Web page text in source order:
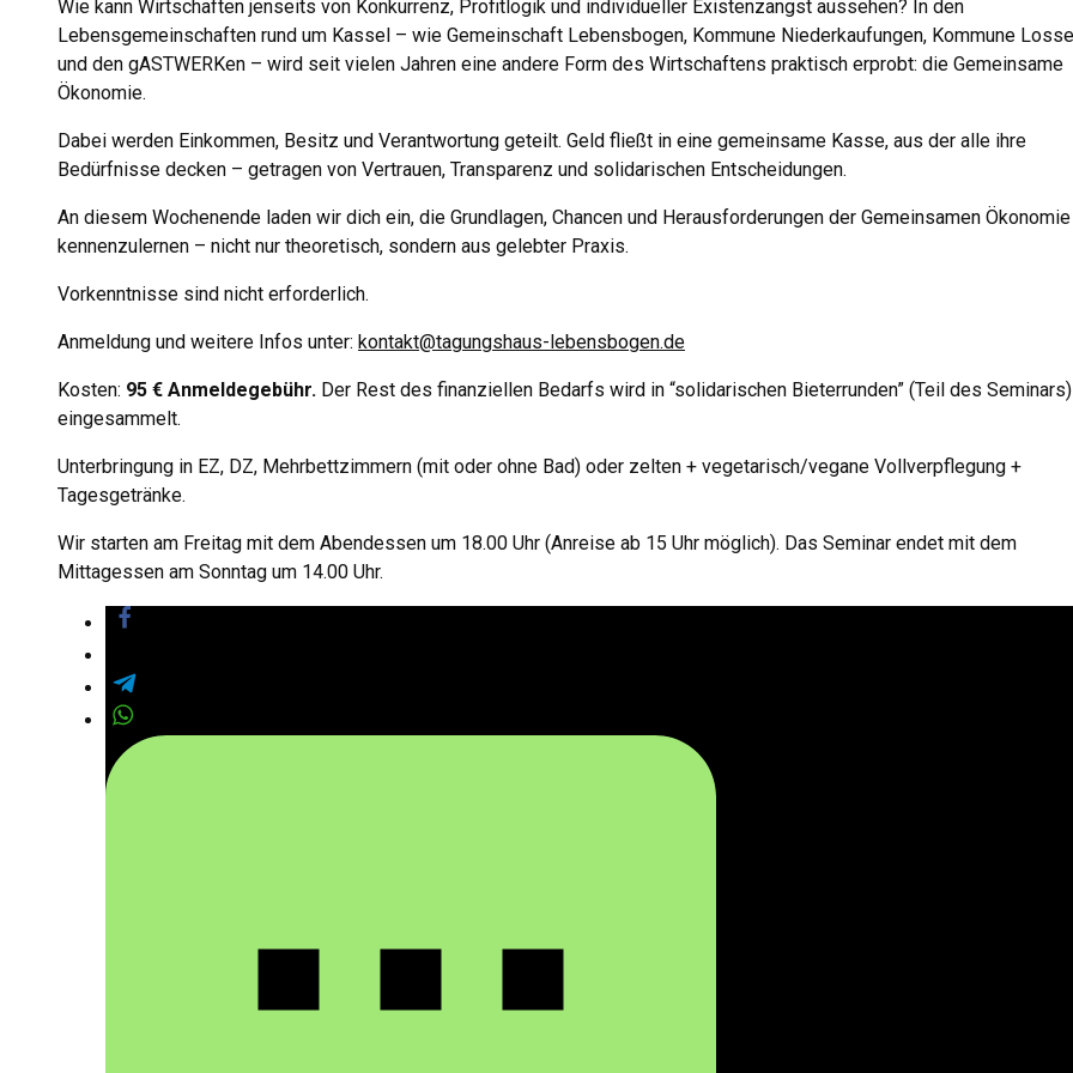
Wie kann Wirtschaften jenseits von Konkurrenz, Profitlogik und individueller Existenzangst aussehen? In den
Lebensgemeinschaften rund um Kassel – wie Gemeinschaft Lebensbogen, Kommune Niederkaufungen, Kommune
und den gASTWERKen – wird seit vielen Jahren eine andere Form des Wirtschaftens praktisch erprobt: die Gemeinsame
Ökonomie.
Dabei werden Einkommen, Besitz und Verantwortung geteilt. Geld fließt in eine gemeinsame Kasse, aus der alle ihre
Bedürfnisse decken – getragen von Vertrauen, Transparenz und solidarischen Entscheidungen.
An diesem Wochenende laden wir dich ein, die Grundlagen, Chancen und Herausforderungen der Gemeinsamen Ökonomie
kennenzulernen – nicht nur theoretisch, sondern aus gelebter Praxis.
Vorkenntnisse sind nicht erforderlich.
Anmeldung und weitere Infos unter: kontakt@tagungshaus-lebensbogen.de
Kosten: 95 € Anmeldegebühr. Der Rest des finanziellen Bedarfs wird in “solidarischen Bieterrunden” (Teil des Seminars)
eingesammelt.
Unterbringung in EZ, DZ, Mehrbettzimmern (mit oder ohne Bad) oder zelten + vegetarisch/vegane Vollverpflegung +
Tagesgetränke.
Wir starten am Freitag mit dem Abendessen um 18.00 Uhr (Anreise ab 15 Uhr möglich). Das Seminar endet mit dem
Mittagessen am Sonntag um 14.00 Uhr.